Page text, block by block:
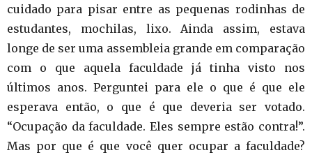
cuidado para pisar entre as pequenas rodinhas de
estudantes, mochilas, lixo. Ainda assim, estava
longe de ser uma assembleia grande em comparação
com o que aquela faculdade já tinha visto nos
últimos anos. Perguntei para ele o que é que ele
esperava então, o que é que deveria ser votado.
“Ocupação da faculdade. Eles sempre estão contra!”.
Mas por que é que você quer ocupar a faculdade?